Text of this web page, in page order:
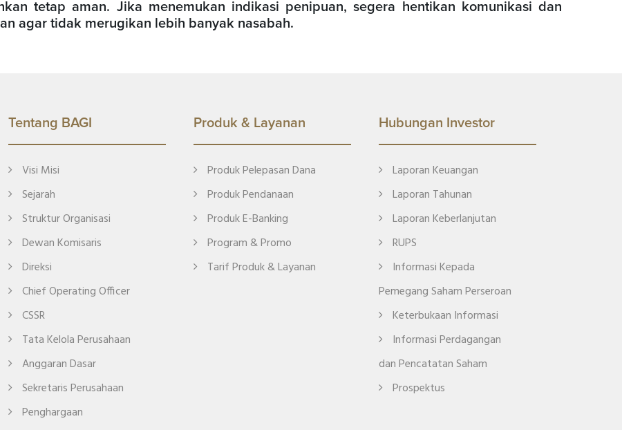
tetap aman. Jika menemukan indikasi penipuan, segera hentikan komunikasi dan
agar tidak merugikan lebih banyak nasabah.
Tentang BAGI
Visi Misi
Sejarah
Struktur Organisasi
Dewan Komisaris
Direksi
Chief Operating Officer
CSSR
Tata Kelola Perusahaan
Anggaran Dasar
Sekretaris Perusahaan
Penghargaan
Produk & Layanan
Produk Pelepasan Dana
Produk Pendanaan
Produk E-Banking
Program & Promo
Tarif Produk & Layanan
Hubungan Investor
Laporan Keuangan
Laporan Tahunan
Laporan Keberlanjutan
RUPS
Informasi Kepada
Pemegang Saham Perseroan
Keterbukaan Informasi
Informasi Perdagangan
dan Pencatatan Saham
Prospektus